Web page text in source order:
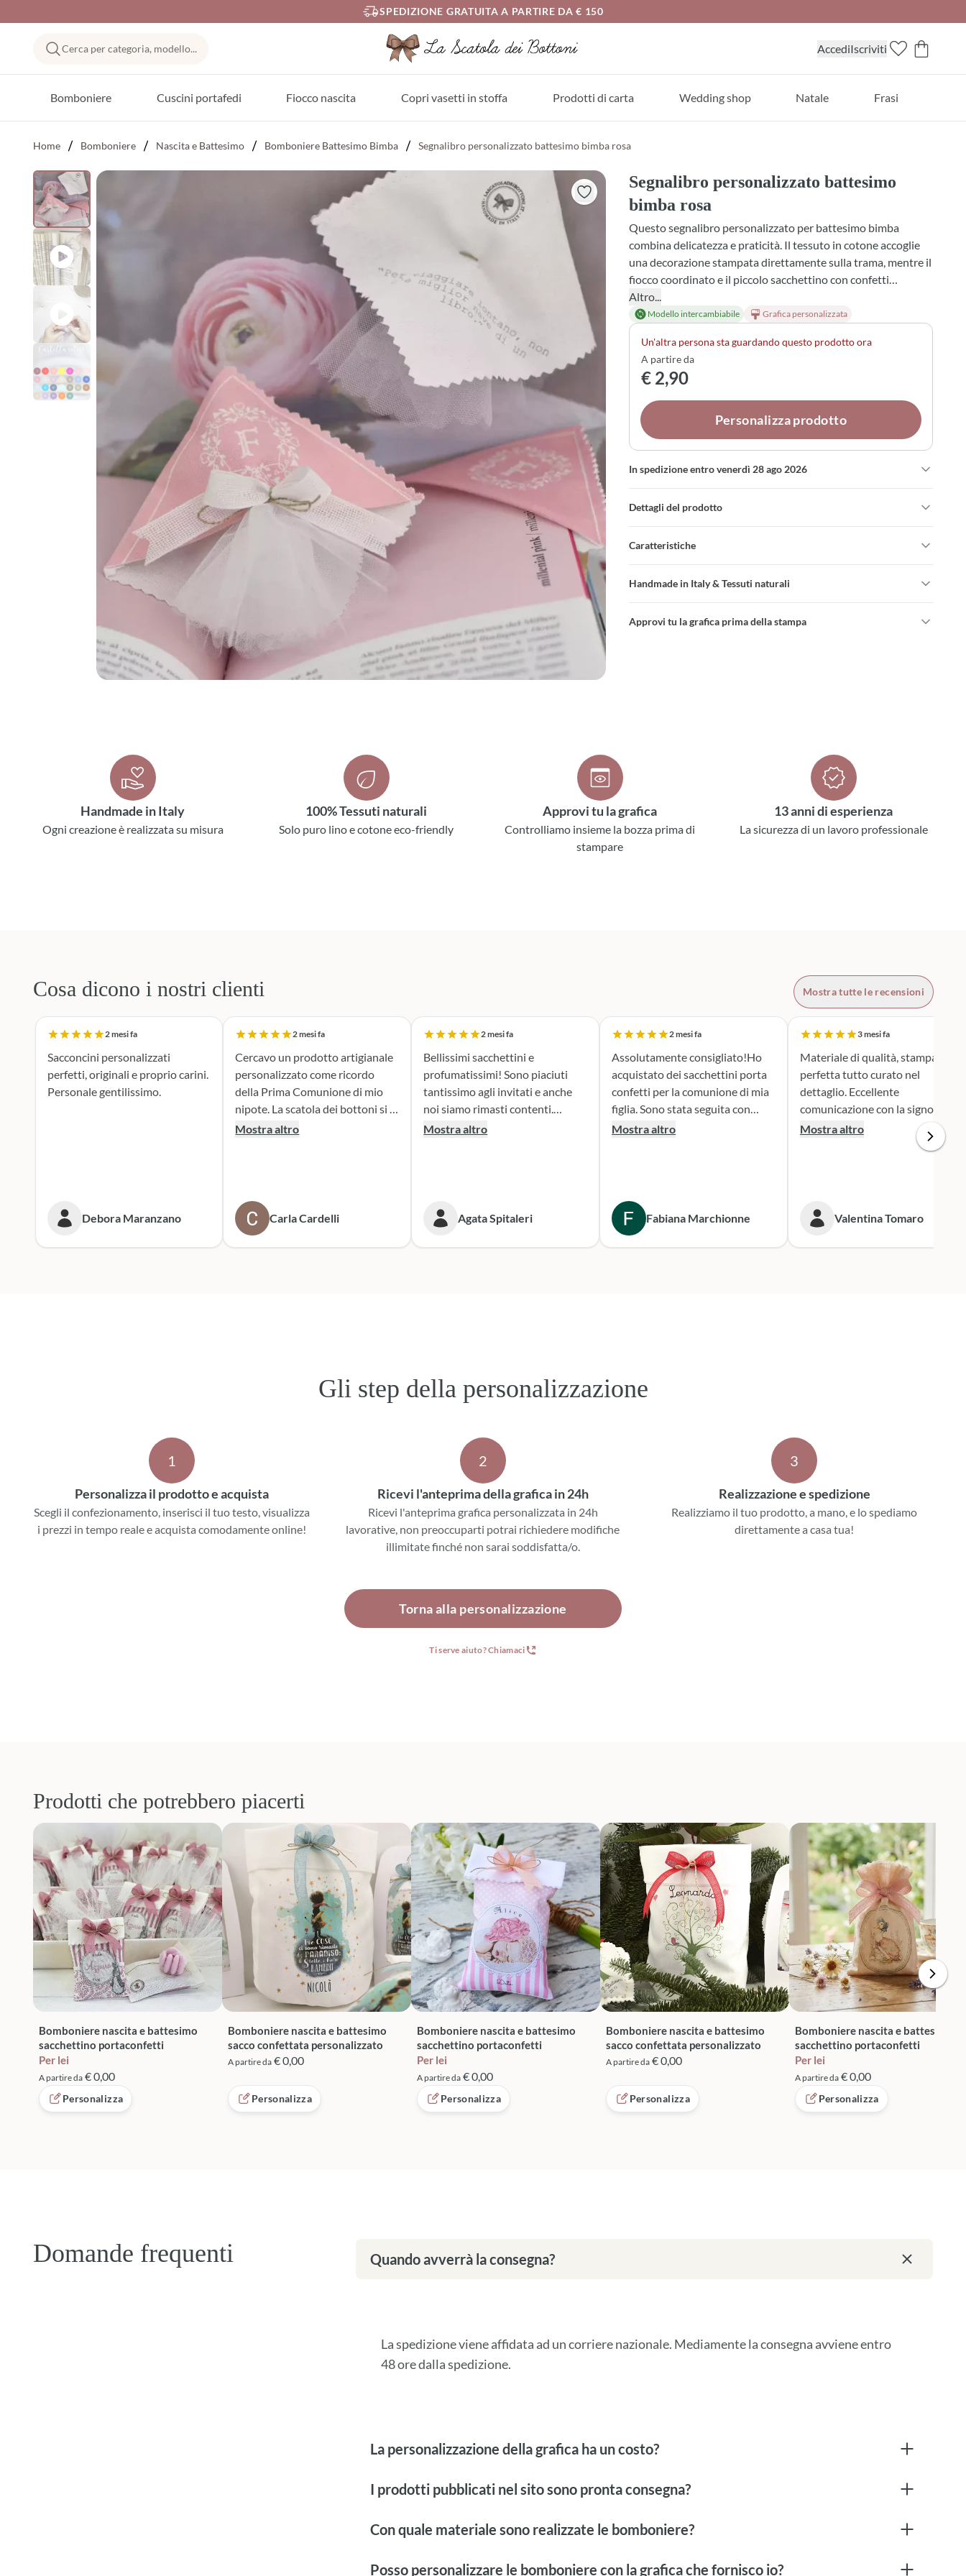
SPEDIZIONE GRATUITA A PARTIRE DA € 150
Cerca per categoria, modello... AccediIscriviti
Bomboniere Cuscini portafedi Fiocco nascita Copri vasetti in stoffa Prodotti di carta Wedding shop Natale Frasi
Home Bomboniere Nascita e Battesimo Bomboniere Battesimo Bimba Segnalibro personalizzato battesimo bimba rosa
Segnalibro personalizzato battesimo
bimba rosa
Questo segnalibro personalizzato per battesimo bimba
combina delicatezza e praticità. Il tessuto in cotone accoglie
una decorazione stampata direttamente sulla trama, mentre il
fiocco coordinato e il piccolo sacchettino con confetti
rendono ogni pezzo unico. Perfetto come bomboniera per
nascita e battesimo, si personalizza nei colori di nastro e
fiocco per adattarsi al tuo stile. Puoi scegliere anche la
profumazione ai fiori di lavanda per un tocco ancora più
speciale.
Altro...
Modello intercambiabile Grafica personalizzata
Un'altra persona sta guardando questo prodotto ora
A partire da
€ 2,90
Personalizza prodotto
In spedizione entro venerdì 28 ago 2026
Dettagli del prodotto
Caratteristiche
Handmade in Italy & Tessuti naturali
Approvi tu la grafica prima della stampa
Handmade in Italy
Ogni creazione è realizzata su misura
100% Tessuti naturali
Solo puro lino e cotone eco-friendly
Approvi tu la grafica
Controlliamo insieme la bozza prima di
stampare
13 anni di esperienza
La sicurezza di un lavoro professionale
Cosa dicono i nostri clienti Mostra tutte le recensioni
2 mesi fa
Sacconcini personalizzati
perfetti, originali e proprio carini.
Personale gentilissimo.
Debora Maranzano
2 mesi fa
Cercavo un prodotto artigianale
personalizzato come ricordo
della Prima Comunione di mio
nipote. La scatola dei bottoni si è
rivelata la scelta perfetta. Il
tenero e accattivante e ne sono
entusiasta. Mi rivolgerò
sicuramente a loro per le
Mostra altro
Carla Cardelli
2 mesi fa
Bellissimi sacchettini e
profumatissimi! Sono piaciuti
tantissimo agli invitati e anche
noi siamo rimasti contenti.
Consigliato!
Mostra altro
Agata Spitaleri
2 mesi fa
Assolutamente consigliato!Ho
acquistato dei sacchettini porta
confetti per la comunione di mia
figlia. Sono stata seguita con
attenzione e serietà nella scelta e
Consegna puntualissima
secondo i tempi stabiliti.
Sicuramente mi rivolgerò a loro
Mostra altro
Fabiana Marchionne
3 mesi fa
Materiale di qualità, stampa
perfetta tutto curato nel
dettaglio. Eccellente
comunicazione con la signora
Silvia per qualsiasi cambiamento
nella produzione e nel dare
Mostra altro
Valentina Tomaro
Gli step della personalizzazione
1
Personalizza il prodotto e acquista
Scegli il confezionamento, inserisci il tuo testo, visualizza
i prezzi in tempo reale e acquista comodamente online!
2
Ricevi l'anteprima della grafica in 24h
Ricevi l'anteprima grafica personalizzata in 24h
lavorative, non preoccuparti potrai richiedere modifiche
illimitate finché non sarai soddisfatta/o.
3
Realizzazione e spedizione
Realizziamo il tuo prodotto, a mano, e lo spediamo
direttamente a casa tua!
Torna alla personalizzazione
Ti serve aiuto? Chiamaci
Prodotti che potrebbero piacerti
Bomboniere nascita e battesimo
sacchettino portaconfetti
Per lei
A partire da € 0,00
Personalizza
Bomboniere nascita e battesimo
sacco confettata personalizzato
A partire da€ 0,00
Personalizza
Bomboniere nascita e battesimo
sacchettino portaconfetti
Per lei
A partire da€ 0,00
Personalizza
Bomboniere nascita e battesimo
sacco confettata personalizzato
A partire da€ 0,00
Personalizza
Bomboniere nascita e battesimo
sacchettino portaconfetti
Per lei
A partire da€ 0,00
Personalizza
Domande frequenti Quando avverrà la consegna?
La spedizione viene affidata ad un corriere nazionale. Mediamente la consegna avviene entro
48 ore dalla spedizione.
La personalizzazione della grafica ha un costo?
I prodotti pubblicati nel sito sono pronta consegna?
Con quale materiale sono realizzate le bomboniere?
Posso personalizzare le bomboniere con la grafica che fornisco io?